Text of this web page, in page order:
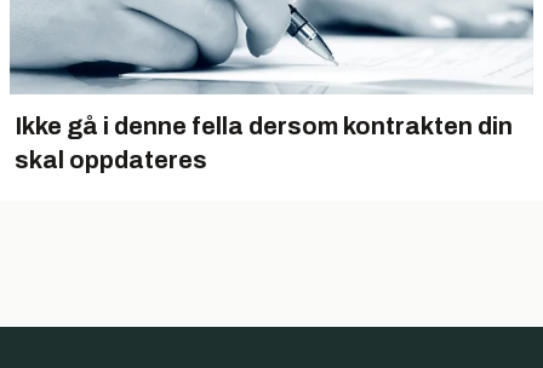
Ikke gå i denne fella dersom kontrakten din
skal oppdateres